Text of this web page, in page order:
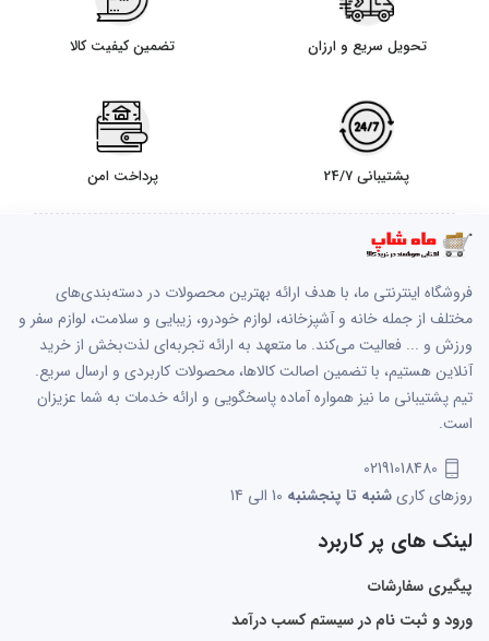
تحویل سریع و ارزان تضمین کیفیت کالا
پشتیبانی 24/7 پرداخت امن
فروشگاه اینترنتی ما، با هدف ارائه بهترین محصولات در دسته‌بندی‌های
مختلف از جمله خانه و آشپزخانه، لوازم خودرو، زیبایی و سلامت، لوازم سفر و
ورزش و ... فعالیت می‌کند. ما متعهد به ارائه تجربه‌ای لذت‌بخش از خرید
آنلاین هستیم، با تضمین اصالت کالاها، محصولات کاربردی و ارسال سریع.
تیم پشتیبانی ما نیز همواره آماده پاسخگویی و ارائه خدمات به شما عزیزان
است.
02191018480
روزهای کاریشنبه تا پنجشنبه
لینک های پر کاربرد
پیگیری سفارشات
ورود و ثبت نام در سیستم کسب درآمد